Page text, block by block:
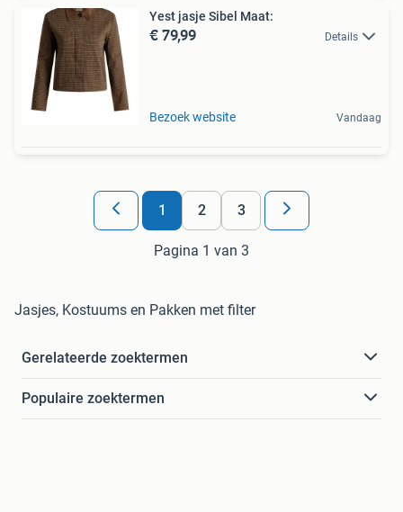
Yest jasje Sibel Maat:
€ 79,99 Details
Bezoek website Vandaag
1 2 3
Pagina 1 van 3
Jasjes, Kostuums en Pakken met filter
Gerelateerde zoektermen
Populaire zoektermen